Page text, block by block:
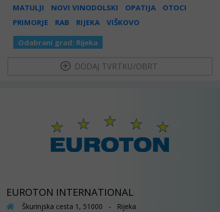
MATULJI
NOVI VINODOLSKI OPATIJA
OTOCI
PRIMORJE
RAB RIJEKA VIŠKOVO
Odabrani grad: Rijeka
DODAJ TVRTKU/OBRT
EUROTON INTERNATIONAL
Škurinjska cesta 1, 51000 - Rijeka